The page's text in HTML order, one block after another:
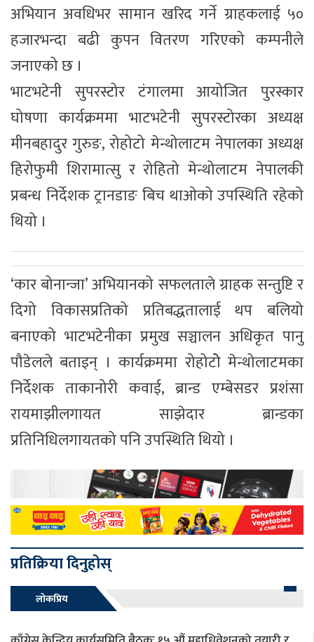
अभियान अवधिभर सामान खरिद गर्ने ग्राहकलाई ५०
हजारभन्दा बढी कुपन वितरण गरिएको कम्पनीले
जनाएको छ ।
भाटभटेनी सुपरस्टोर टंगालमा आयोजित पुरस्कार
घोषणा कार्यक्रममा भाटभटेनी सुपरस्टोरका अध्यक्ष
मीनबहादुर गुरुङ, रोहोटो मेन्थोलाटम नेपालका अध्यक्ष
हिरोफुमी शिरामात्सु र रोहितो मेन्थोलाटम नेपालकी
प्रबन्ध निर्देशक ट्रानडाङ बिच थाओको उपस्थिति रहेको
थियो ।
‘कार बोनान्जा’ अभियानको सफलताले ग्राहक सन्तुष्टि र
दिगो विकासप्रतिको प्रतिबद्धतालाई थप बलियो
बनाएको भाटभटेनीका प्रमुख सञ्चालन अधिकृत पानु
पौडेलले बताइन् । कार्यक्रममा रोहोटोे मेन्थोलाटमका
निर्देशक ताकानोरी कवाई, ब्रान्ड एम्बेसडर प्रशंसा
रायमाझीलगायत साझेदार ब्रान्डका
प्रतिनिधिलगायतको पनि उपस्थिति थियो ।
प्रतिक्रिया दिनुहोस्
लोकप्रिय